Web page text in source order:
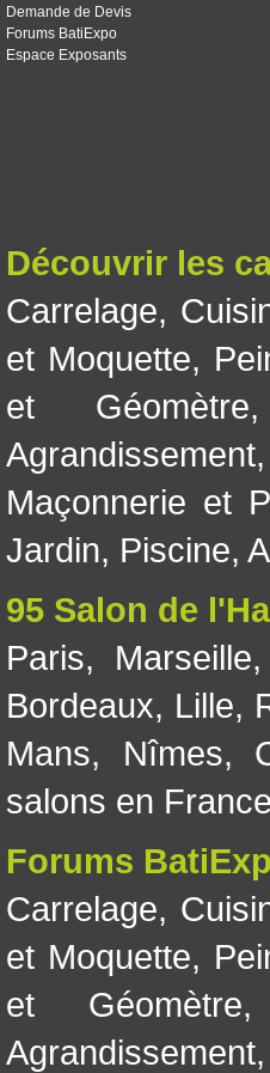
Demande de Devis
Forums BatiExpo
Espace Exposants
Découvrir les
Carrelage,
et Moquette,
et Géomètre
Agrandissement,
Maçonnerie et
Jardin, Piscine,
95 Salon de
Paris, Marseille,
Bordeaux, Lille,
Mans, Nîmes,
salons en France
Forums
Carrelage,
et Moquette,
et Géomètre
Agrandissement,